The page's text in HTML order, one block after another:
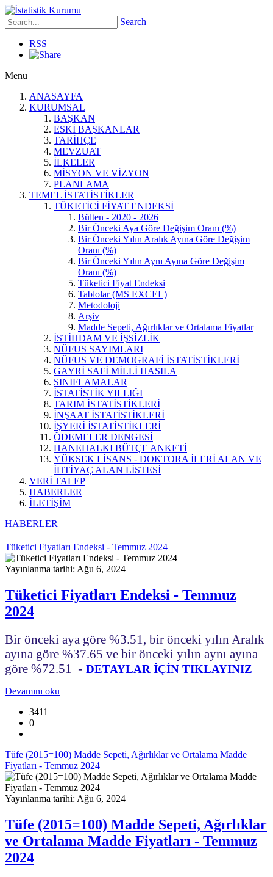
Search
RSS
Menu
ANASAYFA
KURUMSAL
BAŞKAN
ESKİ BAŞKANLAR
TARİHÇE
MEVZUAT
İLKELER
MİSYON VE VİZYON
PLANLAMA
TEMEL İSTATİSTİKLER
TÜKETİCİ FİYAT ENDEKSİ
Bülten - 2020 - 2026
Bir Önceki Aya Göre Değişim Oranı (%)
Bir Önceki Yılın Aralık Ayına Göre Değişim
Oranı (%)
Bir Önceki Yılın Aynı Ayına Göre Değişim
Oranı (%)
Tüketici Fiyat Endeksi
Tablolar (MS EXCEL)
Metodoloji
Arşiv
Madde Sepeti, Ağırlıklar ve Ortalama Fiyatlar
İSTİHDAM VE İŞSİZLİK
NÜFUS SAYIMLARI
NÜFUS VE DEMOGRAFİ İSTATİSTİKLERİ
GAYRİ SAFİ MİLLİ HASILA
SINIFLAMALAR
İSTATİSTİK YILLIĞI
TARIM İSTATİSTİKLERİ
İNŞAAT İSTATİSTİKLERİ
İŞYERİ İSTATİSTİKLERİ
ÖDEMELER DENGESİ
HANEHALKI BÜTÇE ANKETİ
YÜKSEK LİSANS - DOKTORA İLERİ ALAN VE
İHTİYAÇ ALAN LİSTESİ
VERİ TALEP
HABERLER
İLETİŞİM
HABERLER
Tüketici Fiyatları Endeksi - Temmuz 2024
Yayınlanma tarihi: Ağu 6, 2024
Tüketici Fiyatları Endeksi - Temmuz
2024
Bir önceki aya göre %3.51, bir önceki yılın Aralık
ayına göre %37.65 ve bir önceki yılın aynı ayına
göre %72.51 - DETAYLAR İÇİN TIKLAYINIZ
Devamını oku
3411
0
Tüfe (2015=100) Madde Sepeti, Ağırlıklar ve Ortalama Madde
Fiyatları - Temmuz 2024
Yayınlanma tarihi: Ağu 6, 2024
Tüfe (2015=100) Madde Sepeti, Ağırlıklar
ve Ortalama Madde Fiyatları - Temmuz
2024